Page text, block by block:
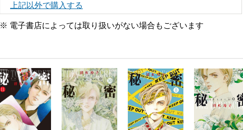
上記以外で購入する
※ 電子書店によっては取り扱いがない場合もございます